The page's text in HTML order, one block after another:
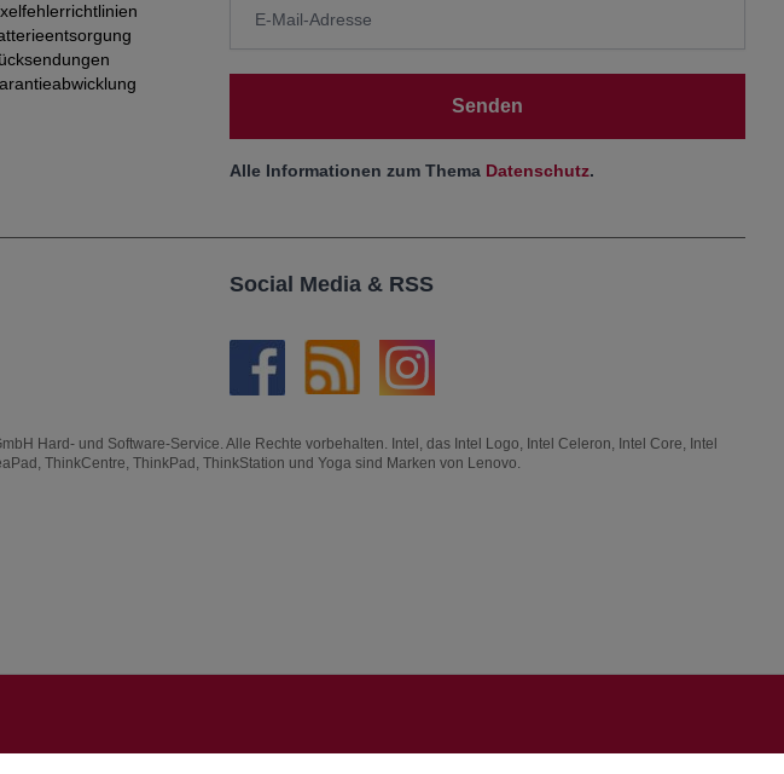
Senden
Alle Informationen zum Thema Datenschutz.
Social Media & RSS
Hard- und Software-Service. Alle Rechte vorbehalten. Intel, das Intel Logo, Intel Celeron, Intel Core, Intel
ThinkCentre, ThinkPad, ThinkStation und Yoga sind Marken von Lenovo.